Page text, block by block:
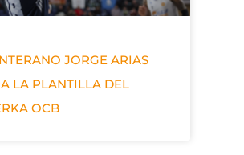
JORGE ARIAS
LA PLANTILLA DEL
OCB